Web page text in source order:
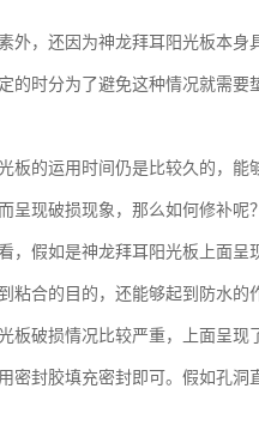
外，还因为神龙拜耳阳光板本
的时分为了避免这种情况就需
板的运用时间仍是比较久的，
呈现破损现象，那么如何修补呢？
，假如是神龙拜耳阳光板上面
粘合的目的，还能够起到防水的
板破损情况比较严重，上面呈
密封胶填充密封即可。假如孔